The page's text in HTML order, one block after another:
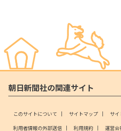
朝日新聞社の関連サイト
このサイトについて サイトマップ サイ
利用者情報の外部送信
利用規約 運営会